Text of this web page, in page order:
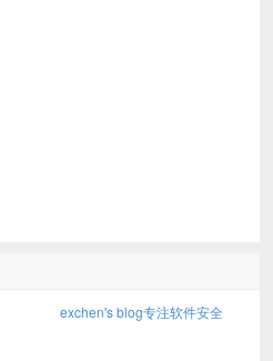
exchen's blog专注软件安全